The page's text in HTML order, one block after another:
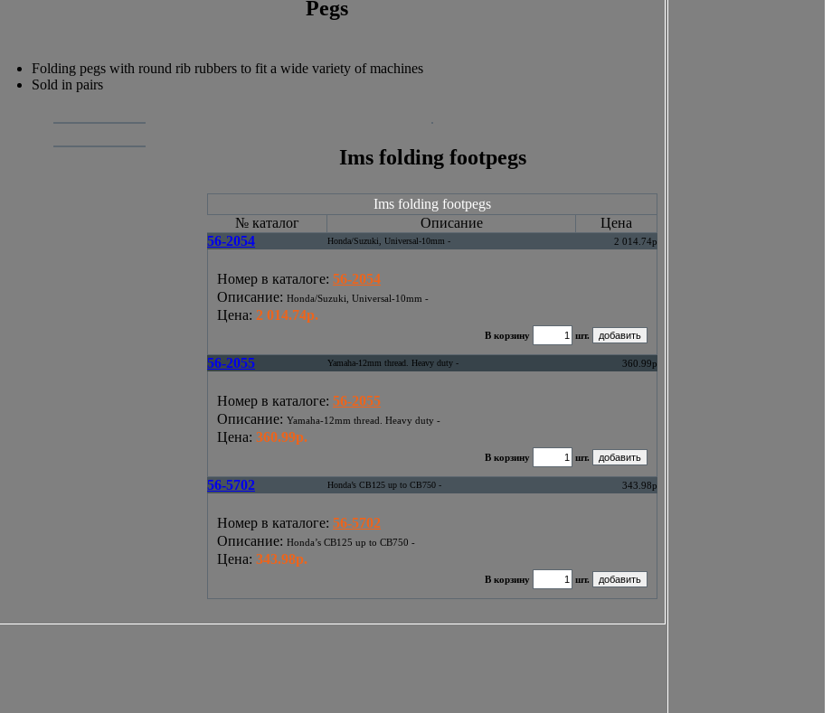
Pegs
Folding pegs with round rib rubbers to fit a wide variety of machines
Sold in pairs
Ims folding footpegs
Ims folding footpegs
№ каталог
Описание
Цена
56-2054
Honda/Suzuki, Universal-10mm - 2 014.74р
Номер в каталоге: 56-2054
Описание: Honda/Suzuki, Universal-10mm -
Цена: 2 014.74р.
В корзину шт.
56-2055 Yamaha-12mm thread. Heavy duty - 360.99р
Номер в каталоге: 56-2055
Описание: Yamaha-12mm thread. Heavy duty -
Цена: 360.99р.
В корзину шт.
56-5702 Honda’s CB125 up to CB750 - 343.98р
Номер в каталоге: 56-5702
Описание: Honda’s CB125 up to CB750 -
Цена: 343.98р.
В корзину шт.